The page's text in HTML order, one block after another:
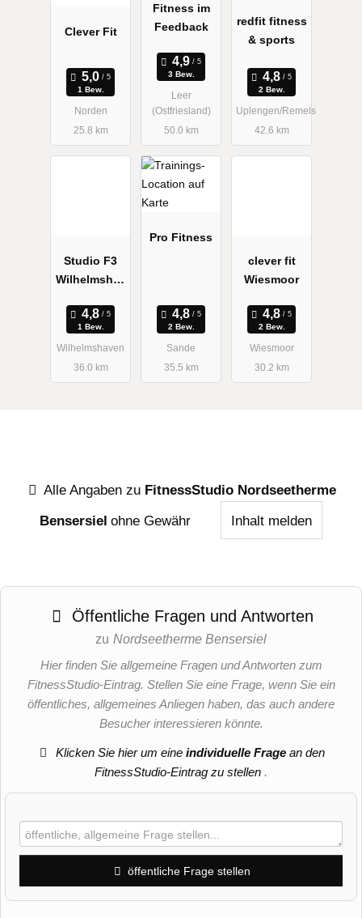
Clever Fit
1 Bew.
Norden
25.8 km
Fitness im
Feedback
3 Bew.
Leer
(Ostfriesland)
50.0 km
redfit fitness
& sports
2 Bew.
Uplengen/Remels
42.6 km
Studio F3
Wilhelmshav
1 Bew.
Wilhelmshaven
36.0 km
Pro Fitness
2 Bew.
Sande
35.5 km
clever fit
Wiesmoor
2 Bew.
Wiesmoor
30.2 km
Alle Angaben zu FitnessStudio Nordseetherme
Bensersiel ohne Gewähr Inhalt melden
Öffentliche Fragen und Antworten
zu Nordseetherme Bensersiel
Hier finden Sie allgemeine Fragen und Antworten zum
FitnessStudio-Eintrag. Stellen Sie eine Frage, wenn Sie ein
öffentliches, allgemeines Anliegen haben, das auch andere
Besucher interessieren könnte.
Klicken Sie hier um eineindividuelle Frage an den
FitnessStudio-Eintrag zu stellen .
öffentliche Frage stellen